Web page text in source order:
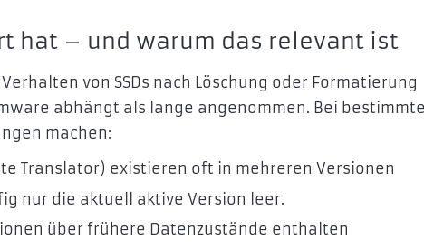
hat – und warum das relevant ist
von SSDs nach Löschung oder Formatierung
abhängt als lange angenommen. Bei
machen:
Translator) existieren oft in mehreren Versionen
nur die aktuell aktive Version leer.
über frühere Datenzustände enthalten